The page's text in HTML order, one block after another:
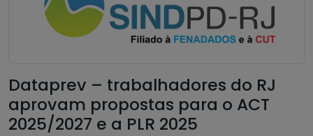
Dataprev – trabalhadores do RJ
aprovam propostas para o ACT
2025/2027 e a PLR 2025